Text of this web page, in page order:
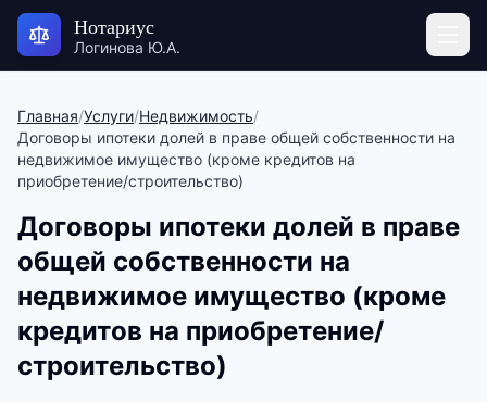
Нотариус
Логинова Ю.А.
Главная/Услуги/Недвижимость/
Договоры ипотеки долей в праве общей собственности на
недвижимое имущество (кроме кредитов на
приобретение/строительство)
Договоры ипотеки долей в праве
общей собственности на
недвижимое имущество (кроме
кредитов на приобретение/
строительство)